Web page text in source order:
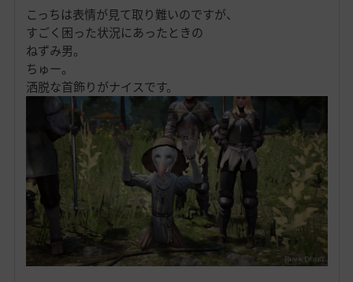
こっちは表情が見て取り難いのですが、
すごく困った状況にあったときの
ねずみ男。
ちゅー。
洒脱な首飾りがナイスです。